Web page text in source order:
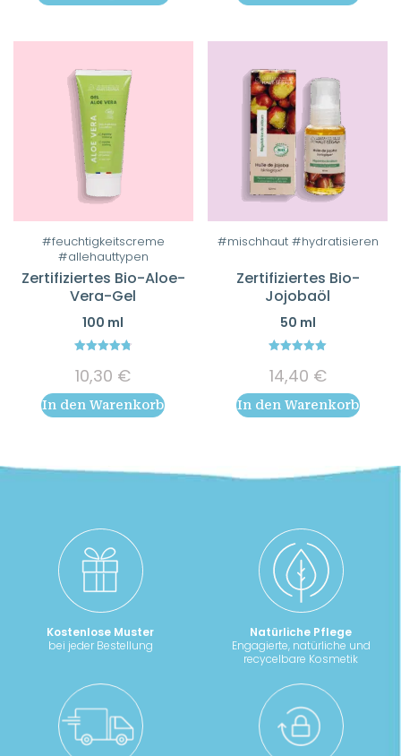
können
Produktseite
gewählt
werden
#feuchtigkeitscreme
#allehauttypen
Zertifiziertes Bio-Aloe-
Vera-Gel
100 ml
out of 5
10,30 €
In den Warenkorb
#mischhaut #hydratisieren
Zertifiziertes Bio-
Jojobaöl
50 ml
out of 5
14,40 €
In den Warenkorb
Kostenlose Muster
bei jeder Bestellung
Natürliche Pflege
Engagierte, natürliche und
recycelbare Kosmetik